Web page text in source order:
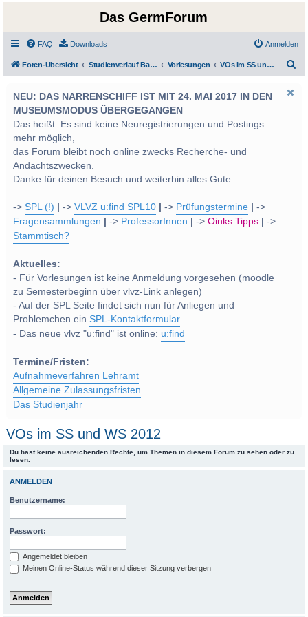
Das GermForum
FAQ Downloads Anmelden
Foren-Übersicht Studienverlauf Bachelor-/Masterstudien sowie UF Deutsch Vorlesungen VOs im SS und WS 2012
NEU: DAS NARRENSCHIFF IST MIT 24. MAI 2017 IN DEN
MUSEUMSMODUS ÜBERGEGANGEN
Das heißt: Es sind keine Neuregistrierungen und Postings
mehr möglich,
das Forum bleibt noch online zwecks Recherche- und
Andachtszwecken.
Danke für deinen Besuch und weiterhin alles Gute ...
->SPL (!) ->VLVZ u:find SPL10 -> Prüfungstermine
->
Fragensammlungen
-> ProfessorInnen ->Oinks Tipps
->
Stammtisch?
Aktuelles:
- Für Vorlesungen ist keine Anmeldung vorgesehen (moodle
zu Semesterbeginn über vlvz-Link anlegen)
- Auf der SPL Seite findet sich nun für Anliegen und
Problemchen einSPL-Kontaktformular.
- Das neue vlvz "u:find" ist online: u:find
Termine/Fristen:
Aufnahmeverfahren Lehramt
Allgemeine Zulassungsfristen
Das Studienjahr
VOs im SS und WS 2012
Du hast keine ausreichenden Rechte, um Themen in diesem Forum zu sehen oder zu
lesen.
ANMELDEN
Benutzername:
Passwort:
Angemeldet bleiben
Meinen Online-Status während dieser Sitzung verbergen